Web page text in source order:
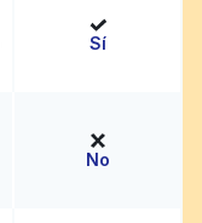
Sí
No